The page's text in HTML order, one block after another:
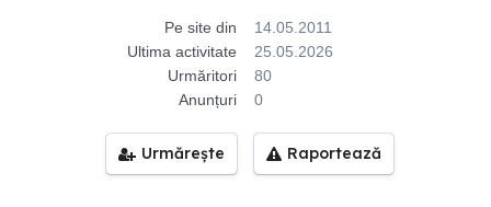
Pe site din
14.05.2011
Ultima activitate
25.05.2026
Urmăritori
80
Anunțuri
0
Urmărește Raportează